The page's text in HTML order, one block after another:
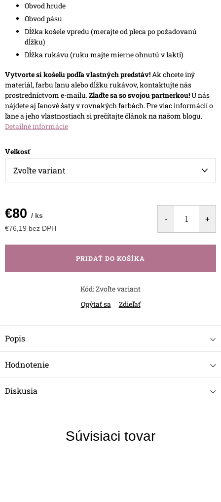
Obvod hrude
Obvod pásu
Dĺžka košele vpredu (merajte od pleca po požadovanú
dĺžku)
Dĺžka rukávu (ruku majte mierne ohnutú v lakti)
Vytvorte si košeľu podľa vlastných predstáv! Ak chcete iný
materiál, farbu ľanu alebo dĺžku rukávov, kontaktujte nás
prostredníctvom e-mailu.Zlaďte sa so svojou partnerkou!U nás
nájdete aj ľanové šaty v rovnakých farbách.Pre viac informácií o
ľane a jeho vlastnostiach si prečítajte článok na našom blogu.
Detailné informácie
Veľkosť
€80 / ks
€76,19 bez DPH
cena:
PRIDAŤ DO KOŠÍKA
Kód:Zvoľte variant
Opýtať sa
Zdieľať
Popis
Hodnotenie
Diskusia
Súvisiaci tovar